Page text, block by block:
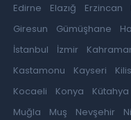
Edirne
Elazığ Erzincan
Giresun
Gümüşhane
İstanbul
İzmir
Kastamonu
Kayseri Kilis
Kocaeli
Konya Kütahya
Muğla
Muş Nevşehir